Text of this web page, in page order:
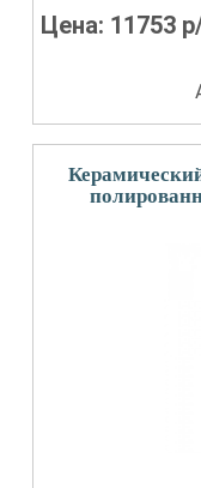
Цена: 11753